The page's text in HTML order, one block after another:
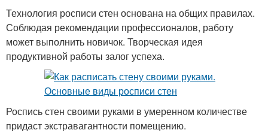
Технология росписи стен основана на общих правилах.
Соблюдая рекомендации профессионалов, работу
может выполнить новичок. Творческая идея
продуктивной работы залог успеха.
Роспись стен своими руками в умеренном количестве
придаст экстравагантности помещению.